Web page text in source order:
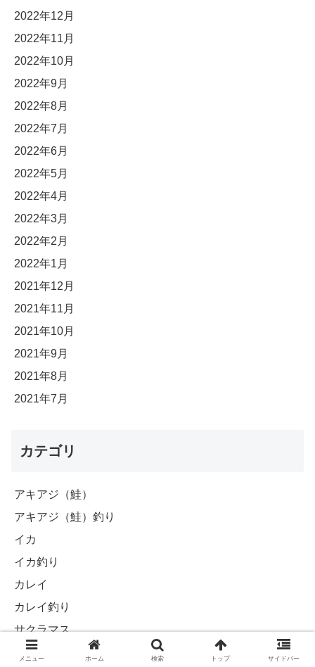
2022年12月
2022年11月
2022年10月
2022年9月
2022年8月
2022年7月
2022年6月
2022年5月
2022年4月
2022年3月
2022年2月
2022年1月
2021年12月
2021年11月
2021年10月
2021年9月
2021年8月
2021年7月
カテゴリ
アキアジ（鮭）
アキアジ（鮭）釣り
イカ
イカ釣り
カレイ
カレイ釣り
サクラマス
サクラマス釣り
メニュー ホーム 検索 トップ サイドバー